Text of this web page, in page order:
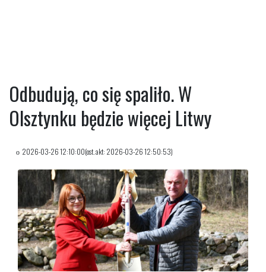
Odbudują, co się spaliło. W
Olsztynku będzie więcej Litwy
2026-03-26 12:10:00(ost. akt: 2026-03-26 12:50:53)